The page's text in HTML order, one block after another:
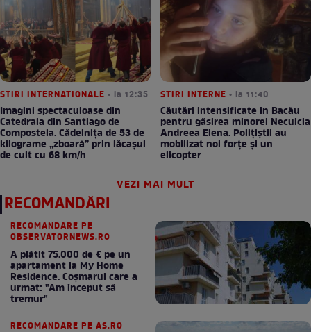
STIRI INTERNATIONALE • la 12:35
Imagini spectaculoase din
Catedrala din Santiago de
Compostela. Cădelnița de 53 de
kilograme „zboară” prin lăcașul
de cult cu 68 km/h
STIRI INTERNE • la 11:40
Căutări intensificate în Bacău
pentru găsirea minorei Neculcia
Andreea Elena. Polițiștii au
mobilizat noi forțe și un
elicopter
VEZI MAI MULT
RECOMANDĂRI
RECOMANDARE PE
OBSERVATORNEWS.RO
A plătit 75.000 de € pe un
apartament la My Home
Residence. Coşmarul care a
urmat: "Am început să
tremur"
RECOMANDARE PE AS.RO